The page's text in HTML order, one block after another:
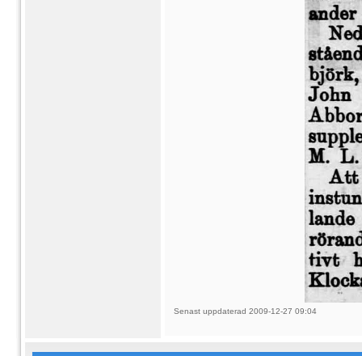
Senast uppdaterad 2009-12-27 09:04